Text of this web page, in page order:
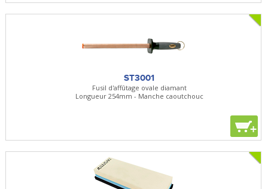
ST3001
Fusil d'affûtage ovale diamant
Longueur 254mm - Manche caoutchouc
+